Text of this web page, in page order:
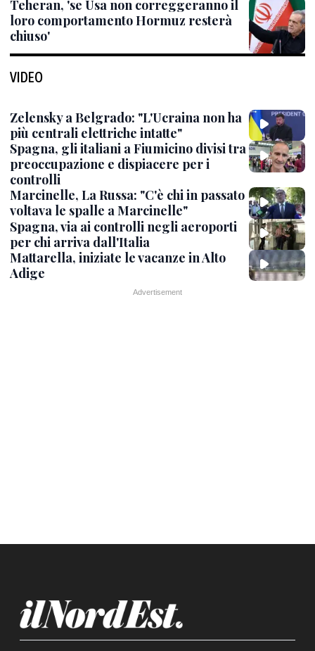
Teheran, 'se Usa non correggeranno il
loro comportamento Hormuz resterà
chiuso'
VIDEO
Zelensky a Belgrado: "L'Ucraina non ha
più centrali elettriche intatte"
Spagna, gli italiani a Fiumicino divisi tra
preoccupazione e dispiacere per i
controlli
Marcinelle, La Russa: "C'è chi in passato
voltava le spalle a Marcinelle"
Spagna, via ai controlli negli aeroporti
per chi arriva dall'Italia
Mattarella, iniziate le vacanze in Alto
Adige